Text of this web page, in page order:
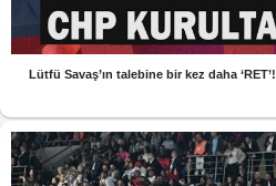
Lütfü Savaş’ın talebine bir kez daha ‘RET’!